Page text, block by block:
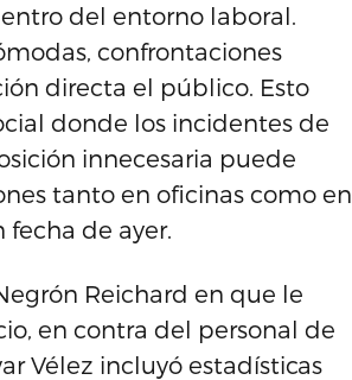
del entorno laboral.
confrontaciones
directa el público. Esto
donde los incidentes de
innecesaria puede
tanto en oficinas como en
fecha de ayer.
Reichard en que le
en contra del personal de
Vélez incluyó estadísticas